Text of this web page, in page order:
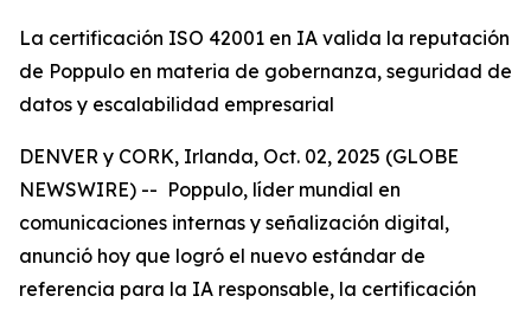
La certificación ISO 42001 en IA valida la reputación
de Poppulo en materia de gobernanza, seguridad de
datos y escalabilidad empresarial
DENVER y CORK, Irlanda, Oct. 02, 2025 (GLOBE
NEWSWIRE) -- Poppulo, líder mundial en
comunicaciones internas y señalización digital,
anunció hoy que logró el nuevo estándar de
referencia para la IA responsable, la certificación